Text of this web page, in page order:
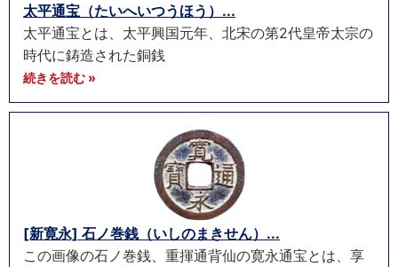
太平通宝（たいへいつうほう）...
太平通宝とは、太平興国元年、北宋の第2代皇帝太宗の
時代に鋳造された銅銭
続きを読む »
[新寛永] 石ノ巻銭（いしのまきせん）...
この画像の石ノ巻銭、重揮通背仙の寛永通宝とは、享